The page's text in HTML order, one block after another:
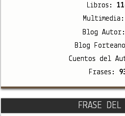
Libros:
Blog Autor:
Blog
Cuentos del
Frases:
FRASE